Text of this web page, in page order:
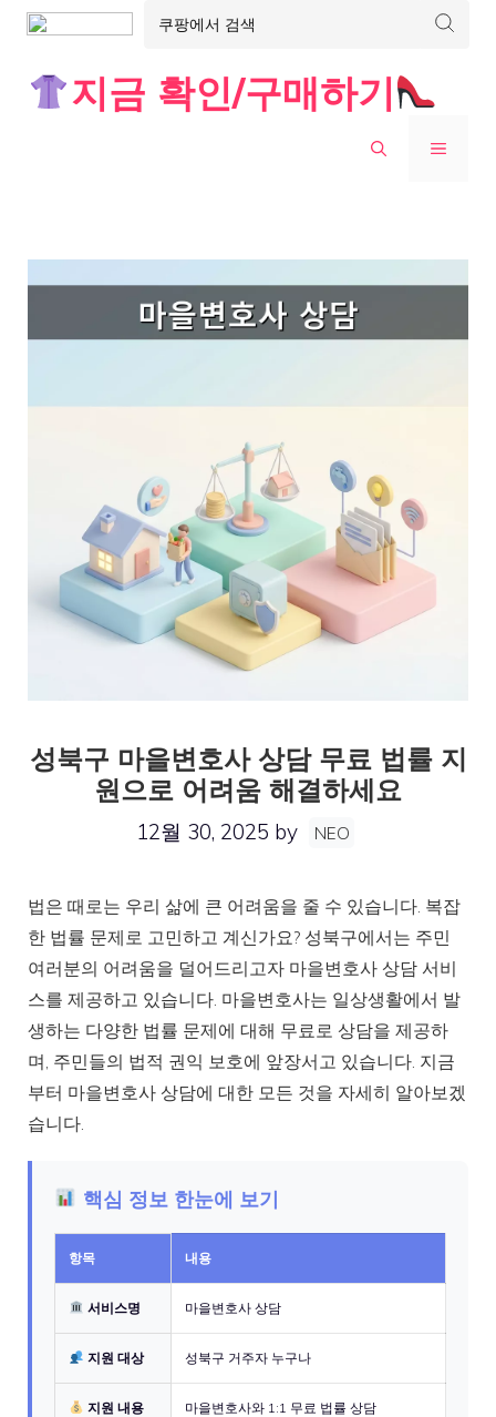
지금 확인/구매하기
MENU
성북구 마을변호사 상담 무료 법률 지
원으로 어려움 해결하세요
12월 30, 2025 by NEO
법은 때로는 우리 삶에 큰 어려움을 줄 수 있습니다. 복잡
한 법률 문제로 고민하고 계신가요? 성북구에서는 주민
여러분의 어려움을 덜어드리고자 마을변호사 상담 서비
스를 제공하고 있습니다. 마을변호사는 일상생활에서 발
생하는 다양한 법률 문제에 대해 무료로 상담을 제공하
며, 주민들의 법적 권익 보호에 앞장서고 있습니다. 지금
부터 마을변호사 상담에 대한 모든 것을 자세히 알아보겠
습니다.
핵심 정보 한눈에 보기
항목 내용
서비스명 마을변호사 상담
지원 대상 성북구 거주자 누구나
지원 내용 마을변호사와 1:1 무료 법률 상담